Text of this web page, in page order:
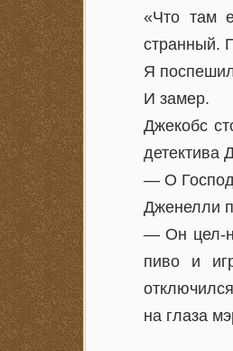
«Что там
странный.
Я
И замер.
Джекобс
детектива
— О
Дженелли
— Он цел-
пиво и
на глаза